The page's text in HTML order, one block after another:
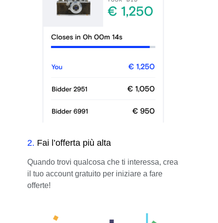
2. Fai l’offerta più alta
Quando trovi qualcosa che ti interessa, crea
il tuo account gratuito per iniziare a fare
offerte!